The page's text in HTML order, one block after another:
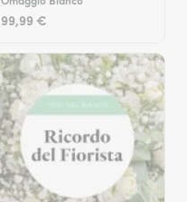
99,99 €